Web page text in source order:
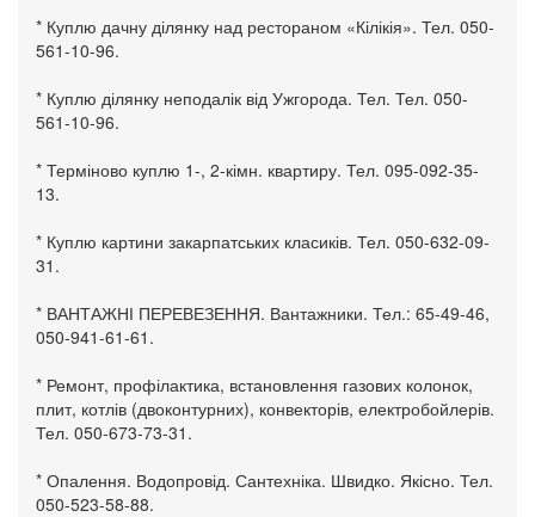
* Куплю дачну ділянку над рестораном «Кілікія». Тел. 050-
561-10-96.
* Куплю ділянку неподалік від Ужгорода. Тел. Тел. 050-
561-10-96.
* Терміново куплю 1-, 2-кімн. квартиру. Тел. 095-092-35-
13.
* Куплю картини закарпатських класиків. Тел. 050-632-09-
31.
* ВАНТАЖНІ ПЕРЕВЕЗЕННЯ. Вантажники. Тел.: 65-49-46,
050-941-61-61.
* Ремонт, профілактика, встановлення газових колонок,
плит, котлів (двоконтурних), конвекторів, електробойлерів.
Тел. 050-673-73-31.
* Опалення. Водопровід. Сантехніка. Швидко. Якісно. Тел.
050-523-58-88.